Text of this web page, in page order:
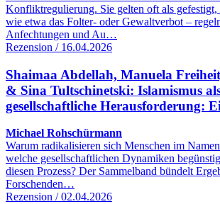
Konfliktregulierung. Sie gelten oft als gefestigt,
wie etwa das Folter- oder Gewaltverbot –
Anfechtungen und Au…
Rezension / 16.04.2026
Shaimaa Abdellah, Manuela
& Sina Tultschinetski: Islamismus
gesellschaftliche Herausforderung:
Michael Rohschürmann
Warum radikalisieren sich Menschen im
welche gesellschaftlichen Dynamiken
diesen Prozess? Der Sammelband bündelt
Forschenden…
Rezension / 02.04.2026